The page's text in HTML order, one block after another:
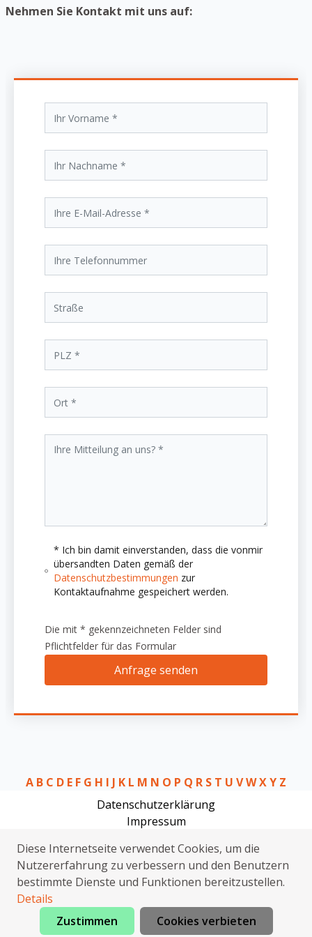
Nehmen Sie Kontakt mit uns auf:
* Ich bin damit einverstanden, dass die vonmir
übersandten Daten gemäß der
Datenschutzbestimmungen zur
Kontaktaufnahme gespeichert werden.
Die mit * gekennzeichneten Felder sind
Pflichtfelder für das Formular
Anfrage senden
A B C D E F G H I J K L M N O P Q R S T U VWXY Z
Datenschutzerklärung
Impressum
Rohrreinigung Alsleben (Saale)
Klempner Alsleben (Saale)
Sanitärhilfe Alsleben (Saale)
Jetzt anrufen
Diese Internetseite verwendet Cookies, um die
Nutzererfahrung zu verbessern und den Benutzern
bestimmte Dienste und Funktionen bereitzustellen.
Details
Zustimmen
Cookies verbieten